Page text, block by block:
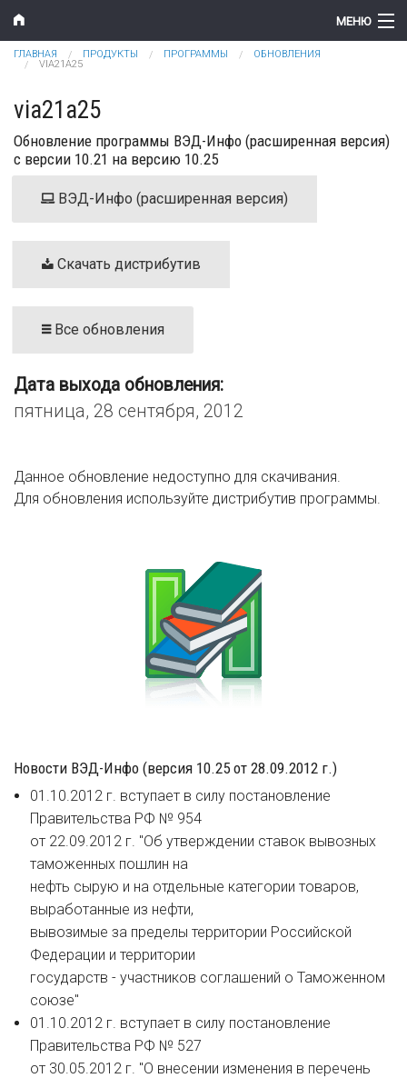
Перейти к основному содержанию
МЕНЮ
Компания
Новости
Продукты
Поддержка
Контакты
Вы здесь
ГЛАВНАЯ ПРОДУКТЫ ПРОГРАММЫ
ОБНОВЛЕНИЯ
VIA21A25
via21a25
Обновление программы ВЭД-Инфо (расширенная версия)
с версии 10.21 на версию 10.25
ВЭД-Инфо (расширенная версия)
Скачать дистрибутив
Все обновления
Дата выхода обновления:
пятница, 28 сентября, 2012
Данное обновление недоступно для скачивания.
Для обновления используйте дистрибутив программы.
Новости ВЭД-Инфо (версия 10.25 от 28.09.2012 г.)
01.10.2012 г. вступает в силу постановление
Правительства РФ № 954
от 22.09.2012 г. "Об утверждении ставок вывозных
таможенных пошлин на
нефть сырую и на отдельные категории товаров,
выработанные из нефти,
вывозимые за пределы территории Российской
Федерации и территории
государств - участников соглашений о Таможенном
союзе"
01.10.2012 г. вступает в силу постановление
Правительства РФ № 527
от 30.05.2012 г. "О внесении изменения в перечень